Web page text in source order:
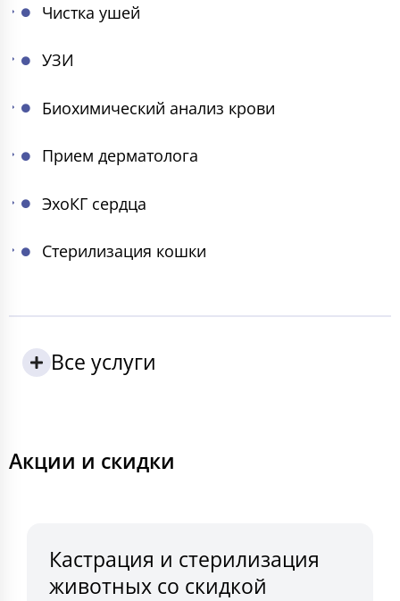
Чистка ушей
УЗИ
Биохимический анализ крови
Прием дерматолога
ЭхоКГ сердца
Стерилизация кошки
Все услуги
Акции и скидки
Кастрация и стерилизация
животных со скидкой